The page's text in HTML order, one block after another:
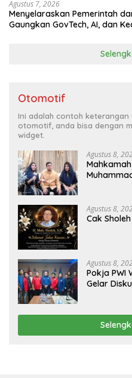
Agustus 7, 2026
Menyelaraskan Pemerintah
Gaungkan GovTech, AI, dan
Otomotif
Ini adalah contoh
otomotif, anda bisa dengan
widget.
Agustus 8,
Agustus 8,
Cak
Agustus 8,
Pokja PWI
Gelar